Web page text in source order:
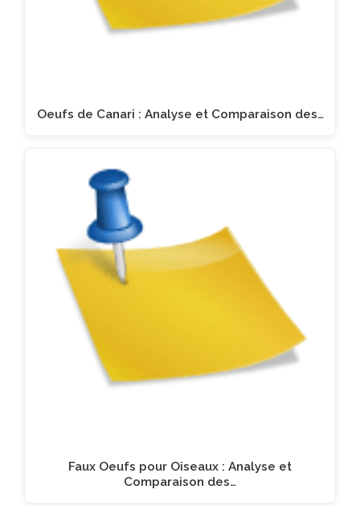
Oeufs de Canari : Analyse et Comparaison des…
Faux Oeufs pour Oiseaux : Analyse et
Comparaison des…